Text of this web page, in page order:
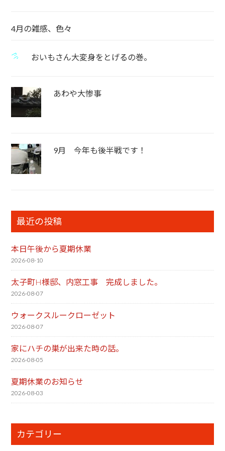
4月の雑感、色々
おいもさん大変身をとげるの巻。
あわや大惨事
9月 今年も後半戦です！
最近の投稿
本日午後から夏期休業
2026-08-10
太子町H様邸、内窓工事 完成しました。
2026-08-07
ウォークスルークローゼット
2026-08-07
家にハチの巣が出来た時の話。
2026-08-05
夏期休業のお知らせ
2026-08-03
カテゴリー